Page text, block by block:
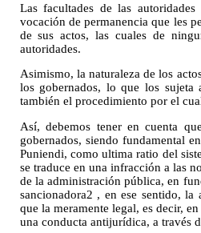
Las facultades de las
vocación de permanencia que les
de sus actos, las cuales de
autoridades.
Asimismo, la naturaleza de los
los gobernados, lo que los sujeta
también el procedimiento por el
Así, debemos tener en cuenta
gobernados, siendo fundamental
Puniendi, como ultima ratio del
se traduce en una infracción a las
de la administración pública, en
sancionadora2 , en ese sentido,
que la meramente legal, es decir,
una conducta antijurídica, a través